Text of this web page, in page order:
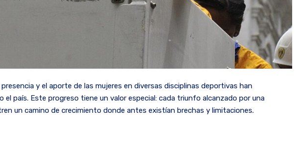
y el aporte de las mujeres en diversas disciplinas deportivas han
país. Este progreso tiene un valor especial: cada triunfo alcanzado por una
un camino de crecimiento donde antes existían brechas y limitaciones.